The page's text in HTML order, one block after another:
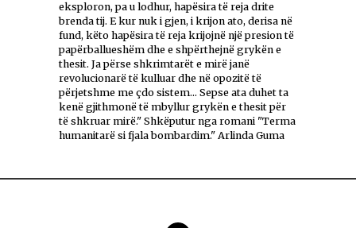
eksploron, pa u lodhur, hapësira të reja drite
brenda tij. E kur nuk i gjen, i krijon ato, derisa në
fund, këto hapësira të reja krijojnë një presion të
papërballueshëm dhe e shpërthejnë grykën e
thesit. Ja përse shkrimtarët e mirë janë
revolucionarë të kulluar dhe në opozitë të
përjetshme me çdo sistem... Sepse ata duhet ta
kenë gjithmonë të mbyllur grykën e thesit për
të shkruar mirë." Shkëputur nga romani "Terma
humanitarë si fjala bombardim." Arlinda Guma